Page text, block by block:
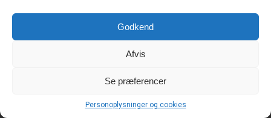
Godkend
Afvis
Se præferencer
Personoplysninger og cookies
.